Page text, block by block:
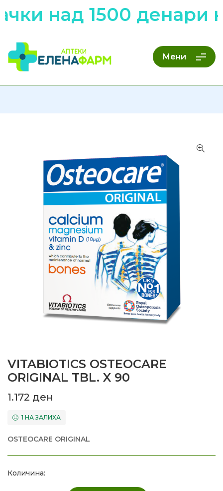
над 1500 денари
Мени
VITABIOTICS OSTEOCARE
ORIGINAL TBL. X 90
1.172 ден
1 НА ЗАЛИХА
OSTEOCARE ORIGINAL
Количина: